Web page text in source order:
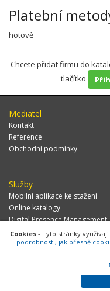
Platební
hotově
Chcete přidat firmu do
tlačítko
Mediatel
Kontakt
Reference
Obchodní podmínky
Služby
Mobilní aplikace ke stažení
Online katalogy
Digital Presence Management
Více zákazníků
© 2026 MEDIATEL CZ,
+420 771 270
Cookies - Tyto stránky
podrobnosti, jak přesně